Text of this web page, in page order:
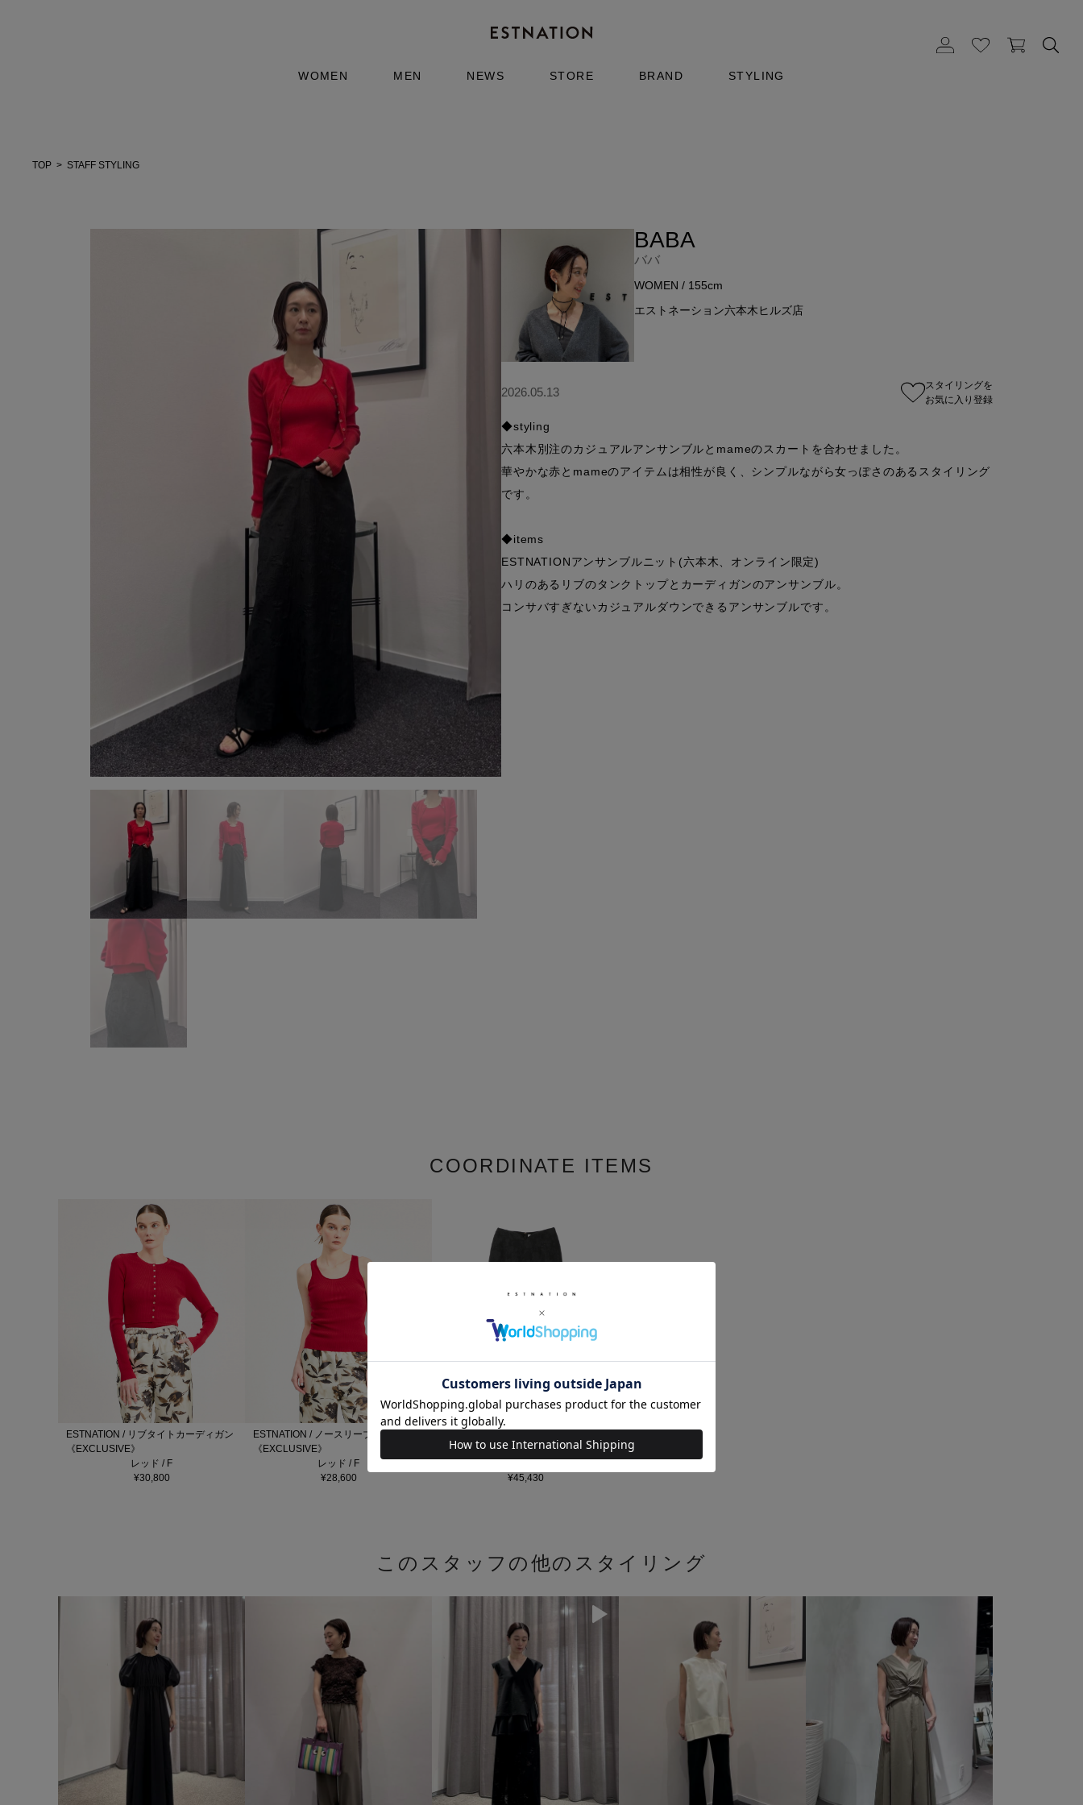
WOMEN MEN NEWS STORE BRAND STYLING
TOP STAFF STYLING
BABA
ババ
WOMEN / 155cm
エストネーション六本木ヒルズ店
スタイリングを
お気に入り登録
2026.05.13
◆styling
六本木別注のカジュアルアンサンブルとmameのスカートを合わせました。
華やかな赤とmameのアイテムは相性が良く、シンプルながら女っぽさのあるスタイリング
です。
◆items
ESTNATIONアンサンブルニット(六本木、オンライン限定)
ハリのあるリブのタンクトップとカーディガンのアンサンブル。
コンサバすぎないカジュアルダウンできるアンサンブルです。
COORDINATE ITEMS
ESTNATION / リブタイトカーディガン
《EXCLUSIVE》
レッド / F
¥30,800
ESTNATION / ノースリーブニット
《EXCLUSIVE》
レッド / F
¥28,600
ラインスカート
¥45,430
このスタッフの他のスタイリング